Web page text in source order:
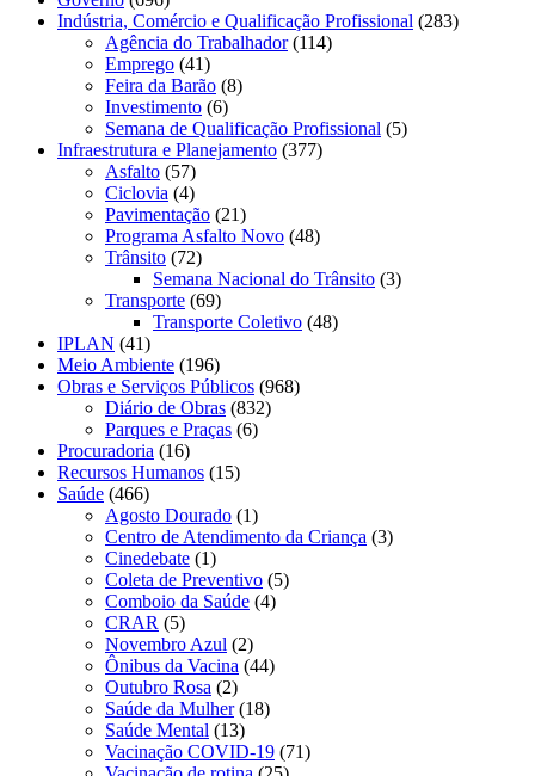
Indústria, Comércio e Qualificação Profissional (283)
Agência do Trabalhador(114)
Emprego (41)
Feira da Barão (8)
Investimento (6)
Semana de Qualificação Profissional (5)
Infraestrutura e Planejamento (377)
Asfalto (57)
Ciclovia (4)
Pavimentação (21)
Programa Asfalto Novo (48)
Trânsito (72)
Semana Nacional do Trânsito (3)
Transporte (69)
Transporte Coletivo (48)
IPLAN (41)
Meio Ambiente (196)
Obras e Serviços Públicos (968)
Diário de Obras (832)
Parques e Praças (6)
Procuradoria (16)
Recursos Humanos (15)
Saúde (466)
Agosto Dourado (1)
Centro de Atendimento da Criança (3)
Cinedebate (1)
Coleta de Preventivo (5)
Comboio da Saúde (4)
CRAR (5)
Novembro Azul (2)
Ônibus da Vacina (44)
Outubro Rosa (2)
Saúde da Mulher(18)
Saúde Mental (13)
Vacinação COVID-19 (71)